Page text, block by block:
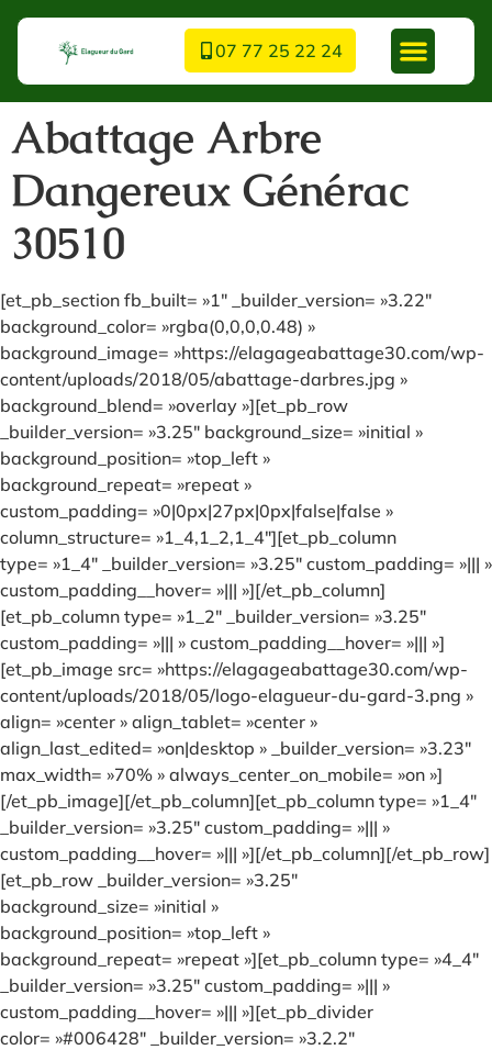
07 77 25 22 24
Abattage Arbre
Dangereux Générac
30510
[et_pb_section fb_built= »1″ _builder_version= »3.22″
background_color= »rgba(0,0,0,0.48) »
background_image= »https://elagageabattage30.com/wp-
content/uploads/2018/05/abattage-darbres.jpg »
background_blend= »overlay »][et_pb_row
_builder_version= »3.25″ background_size= »initial »
background_position= »top_left »
background_repeat= »repeat »
custom_padding= »0|0px|27px|0px|false|false »
column_structure= »1_4,1_2,1_4″][et_pb_column
type= »1_4″ _builder_version= »3.25″ custom_padding= »||| »
custom_padding__hover= »||| »][/et_pb_column]
[et_pb_column type= »1_2″ _builder_version= »3.25″
custom_padding= »||| » custom_padding__hover= »||| »]
[et_pb_image src= »https://elagageabattage30.com/wp-
content/uploads/2018/05/logo-elagueur-du-gard-3.png »
align= »center » align_tablet= »center »
align_last_edited= »on|desktop » _builder_version= »3.23″
max_width= »70% » always_center_on_mobile= »on »]
[/et_pb_image][/et_pb_column][et_pb_column type= »1_4″
_builder_version= »3.25″ custom_padding= »||| »
custom_padding__hover= »||| »][/et_pb_column][/et_pb_row]
[et_pb_row _builder_version= »3.25″
background_size= »initial »
background_position= »top_left »
background_repeat= »repeat »][et_pb_column type= »4_4″
_builder_version= »3.25″ custom_padding= »||| »
custom_padding__hover= »||| »][et_pb_divider
color= »#006428″ _builder_version= »3.2.2″